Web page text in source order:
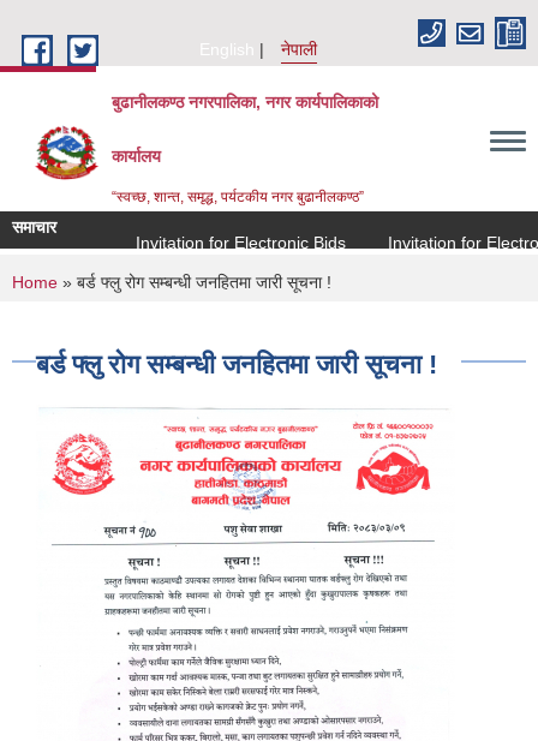
English
नेपाली
बुढानीलकण्ठ नगरपालिका, नगर कार्यपालिकाको
कार्यालय
“स्वच्छ, शान्त, समृद्ध, पर्यटकीय नगर बुढानीलकण्ठ”
समाचार
Invitation for Electronic Bids
Invitation for
You are here
Home » बर्ड फ्लु रोग सम्बन्धी जनहितमा जारी सूचना !
बर्ड फ्लु रोग सम्बन्धी जनहितमा जारी सूचना !